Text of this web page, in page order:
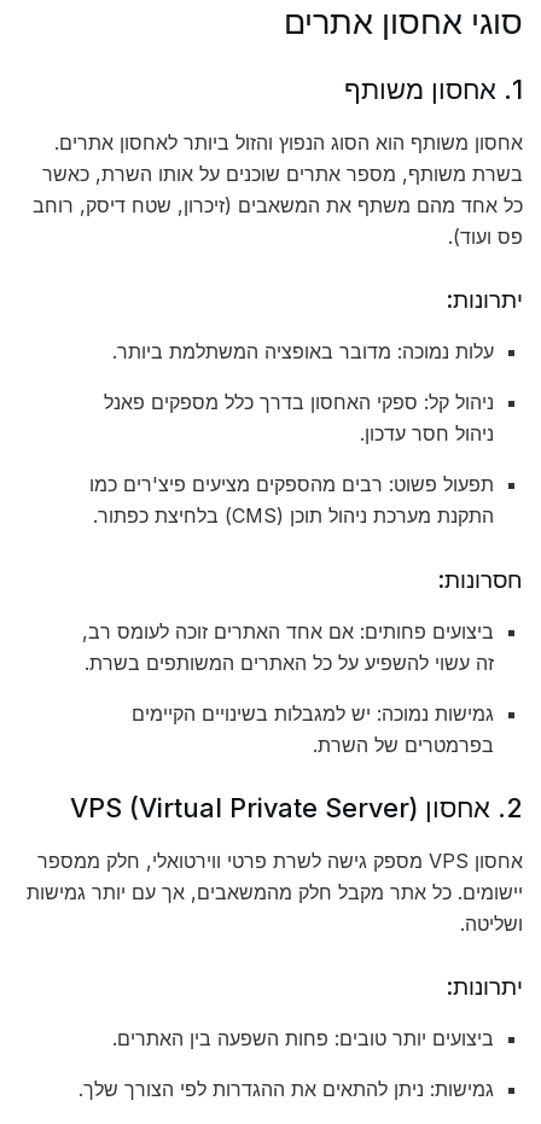
סוגי אחסון אתרים
1. אחסון משותף
אחסון משותף הוא הסוג הנפוץ והזול ביותר לאחסון אתרים.
בשרת משותף, מספר אתרים שוכנים על אותו השרת, כאשר
כל אחד מהם משתף את המשאבים (זיכרון, שטח דיסק, רוחב
פס ועוד).
יתרונות:
עלות נמוכה: מדובר באופציה המשתלמת ביותר.
ניהול קל: ספקי האחסון בדרך כלל מספקים פאנל
ניהול חסר עדכון.
תפעול פשוט: רבים מהספקים מציעים פיצ'רים כמו
התקנת מערכת ניהול תוכן (CMS) בלחיצת כפתור.
חסרונות:
ביצועים פחותים: אם אחד האתרים זוכה לעומס רב,
זה עשוי להשפיע על כל האתרים המשותפים בשרת.
גמישות נמוכה: יש למגבלות בשינויים הקיימים
בפרמטרים של השרת.
2. אחסון VPS (Virtual Private Server)
אחסון VPS מספק גישה לשרת פרטי ווירטואלי, חלק ממספר
יישומים. כל אתר מקבל חלק מהמשאבים, אך עם יותר גמישות
ושליטה.
יתרונות:
ביצועים יותר טובים: פחות השפעה בין האתרים.
גמישות: ניתן להתאים את ההגדרות לפי הצורך שלך.